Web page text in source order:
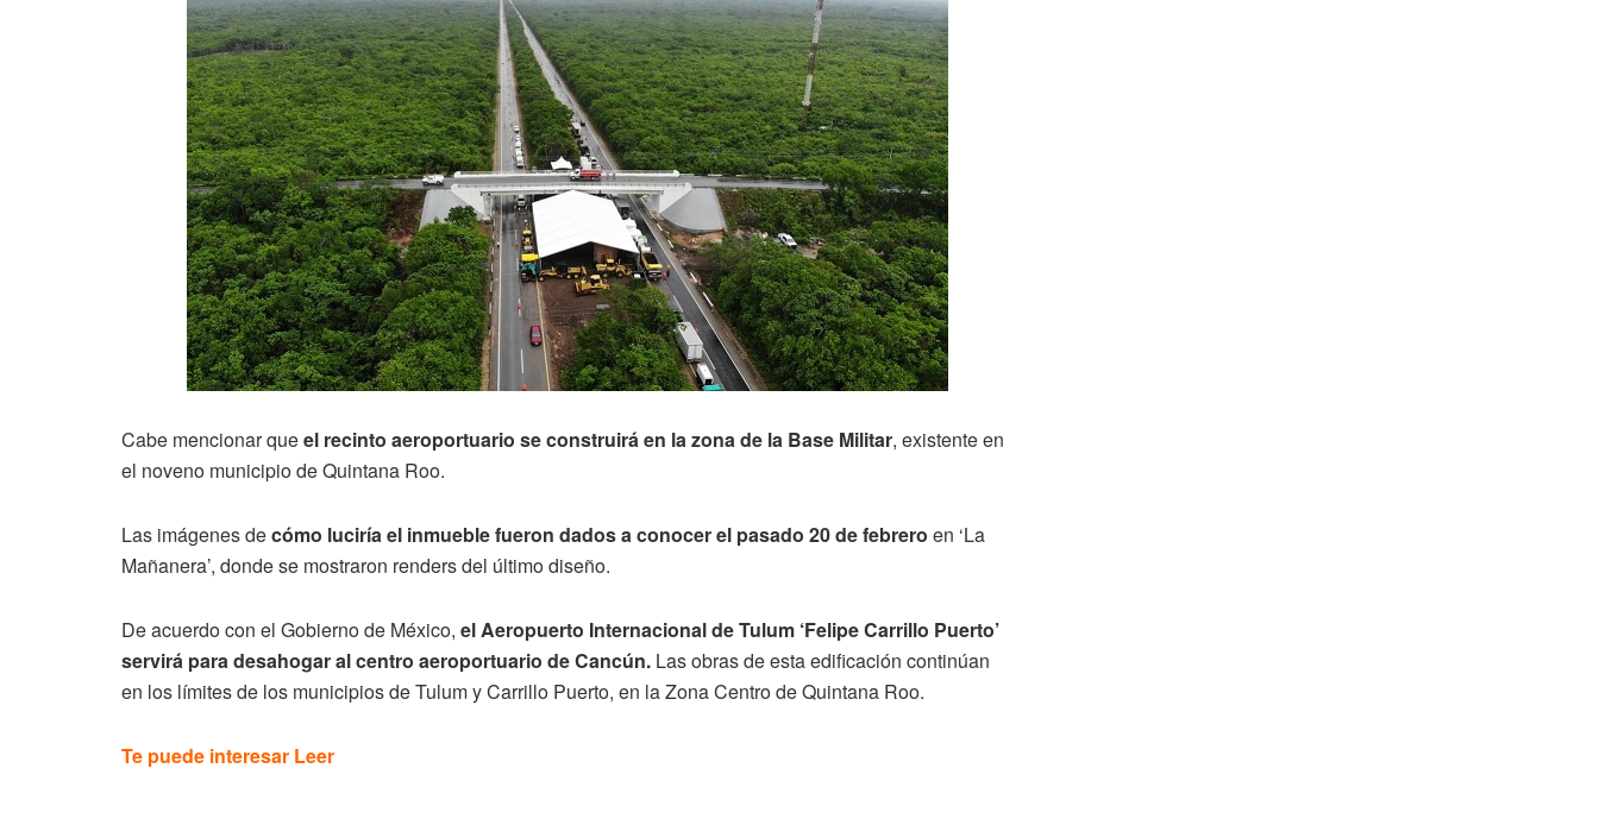
Cabe mencionar queel recinto aeroportuario se construirá en la zona de la Base Militar, existente en
el noveno municipio de Quintana Roo.
Las imágenes decómo luciría el inmueble fueron dados a conocer el pasado 20 de febrero en ‘La
Mañanera’, donde se mostraron renders del último diseño.
De acuerdo con el Gobierno de México, el Aeropuerto Internacional de Tulum ‘Felipe Carrillo Puerto’
servirá para desahogar al centro aeroportuario de Cancún. Las obras de esta edificación continúan
en los límites de los municipios de Tulum y Carrillo Puerto, en la Zona Centro de Quintana Roo.
Te puede interesar Leer